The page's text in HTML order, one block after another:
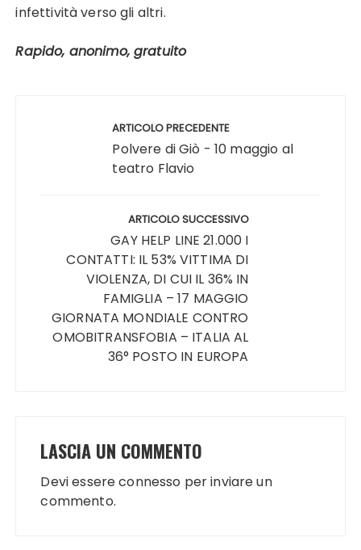
infettività verso gli altri.
Rapido, anonimo, gratuito
ARTICOLO PRECEDENTE
Polvere di Giò - 10 maggio al
teatro Flavio
ARTICOLO SUCCESSIVO
GAY HELP LINE 21.000 I
CONTATTI: IL 53% VITTIMA DI
VIOLENZA, DI CUI IL 36% IN
FAMIGLIA – 17 MAGGIO
GIORNATA MONDIALE CONTRO
OMOBITRANSFOBIA – ITALIA AL
36° POSTO IN EUROPA
LASCIA UN COMMENTO
Devi essereconnesso per inviare un
commento.